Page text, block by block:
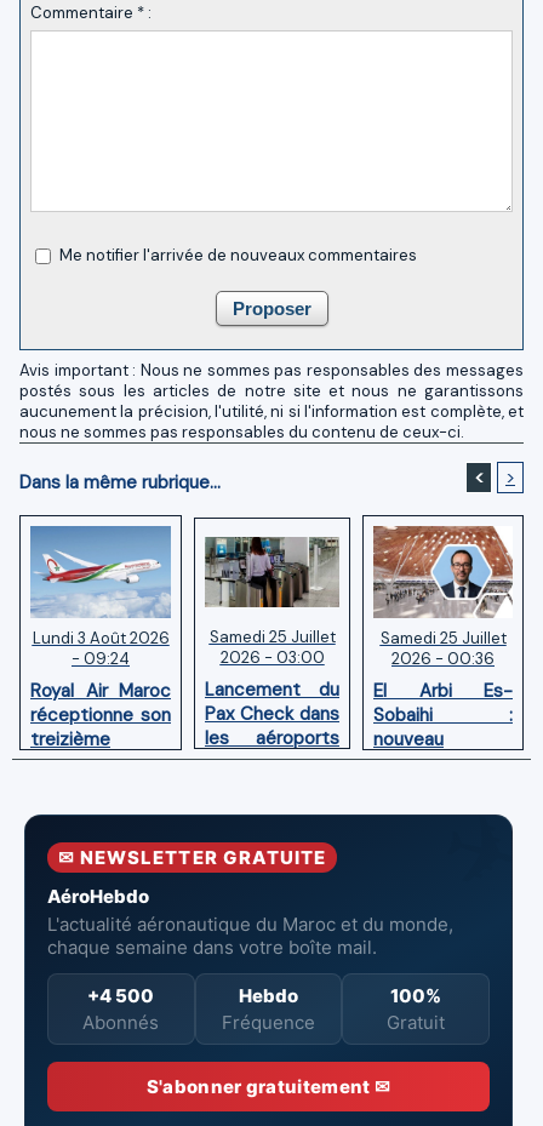
Commentaire * :
Me notifier l'arrivée de nouveaux commentaires
Avis important : Nous ne sommes pas responsables des messages
postés sous les articles de notre site et nous ne garantissons
aucunement la précision, l'utilité, ni si l'information est complète, et
nous ne sommes pas responsables du contenu de ceux-ci.
Dans la même rubrique... < >
Lundi 3 Août 2026
- 09:24
Royal Air Maroc
réceptionne son
treizième
Boeing 787
Samedi 25 Juillet
2026 - 03:00
Lancement du
Pax Check dans
les aéroports
du Maroc
Samedi 25 Juillet
2026 - 00:36
El Arbi Es-
Sobaihi :
nouveau
directeur à la
l’Aéroport
Mohammed V
✉ NEWSLETTER GRATUITE
AéroHebdo
L'actualité aéronautique du Maroc et du monde,
chaque semaine dans votre boîte mail.
+4 500
Abonnés
Hebdo
Fréquence
100%
Gratuit
S'abonner gratuitement ✉